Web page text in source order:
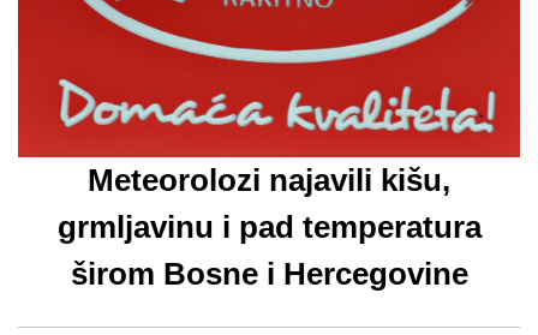
Meteorolozi najavili kišu,
grmljavinu i pad temperatura
širom Bosne i Hercegovine